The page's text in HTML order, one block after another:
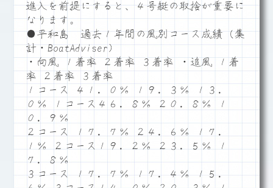
進入を前提にすると、４号艇の取捨が重要に
なります。
●平和島 過去１年間の風別コース成績（集
計・BoatAdviser）
・向風 １着率 ２着率 ３着率 ・追風 １着
率 ２着率 ３着率
１コース ４１．０％ １９．３％ １３．
０％ １コース４６．８％ ２０．８％ １
０．９％
２コース １７．７％ ２４．６％ １７．
１％ ２コース１９．２％ ２３．５％ １
７．８％
３コース １７．７％ １７．４％ １５．